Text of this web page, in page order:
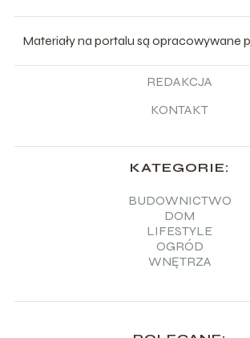
Materiały na portalu są opracowywane
REDAKCJA
KONTAKT
KATEGORIE:
BUDOWNICTWO
DOM
LIFESTYLE
OGRÓD
WNĘTRZA